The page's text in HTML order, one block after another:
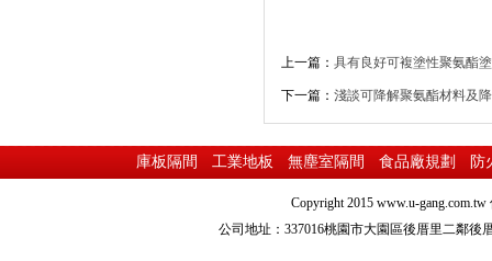
上一篇： 具有良好可複塗性聚氨酯
下一篇： 淺談可降解聚氨酯材料及
庫板隔間 工業地板 無塵室隔間 食品廠規劃 防
Copyright 2015 www.u-gang.com.tw
公司地址：337016桃園市大園區後厝里二鄰後